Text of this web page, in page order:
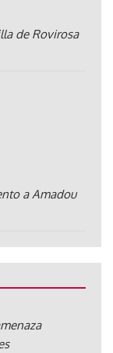
de Rovirosa
a Amadou